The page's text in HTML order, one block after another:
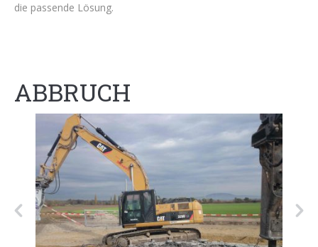
die passende Lösung.
ABBRUCH